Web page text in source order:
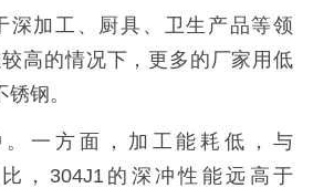
深加工、厨具、卫生产品等领
高的情况下，更多的厂家用低
钢。
一方面，加工能耗低，与
比，304J1的深冲性能远高于